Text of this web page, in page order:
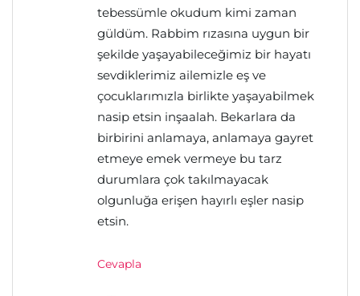
tebessümle okudum kimi zaman
güldüm. Rabbim rızasına uygun bir
şekilde yaşayabileceğimiz bir hayatı
sevdiklerimiz ailemizle eş ve
çocuklarımızla birlikte yaşayabilmek
nasip etsin inşaalah. Bekarlara da
birbirini anlamaya, anlamaya gayret
etmeye emek vermeye bu tarz
durumlara çok takılmayacak
olgunluğa erişen hayırlı eşler nasip
etsin.
Cevapla